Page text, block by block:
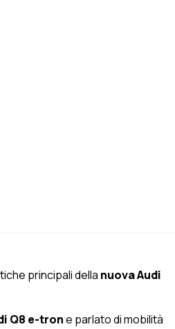
principali della nuova Audi
Q8 e-trone parlato di mobilità